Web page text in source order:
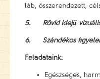
láb, összerendezett,
5. Rövid idejű
6. Szándékos
Feladataink:
Egészséges,